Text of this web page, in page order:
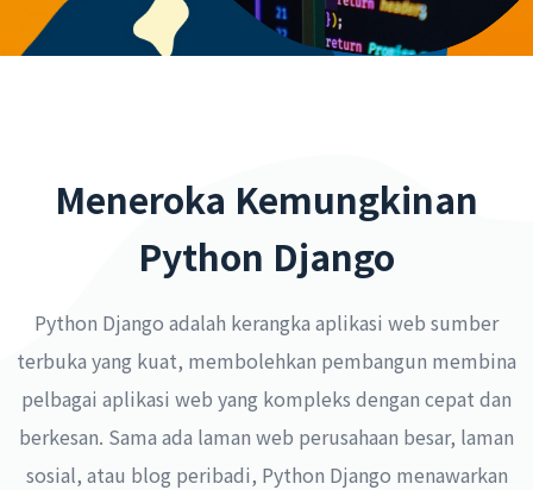
Meneroka Kemungkinan
Python Django
Python Django adalah kerangka aplikasi web sumber
terbuka yang kuat, membolehkan pembangun membina
pelbagai aplikasi web yang kompleks dengan cepat dan
berkesan. Sama ada laman web perusahaan besar, laman
sosial, atau blog peribadi, Python Django menawarkan